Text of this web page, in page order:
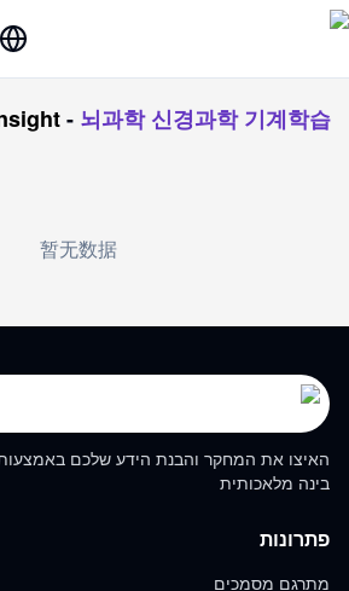
- 뇌과학 신경과학 기계학습
暂无数据
האיצו את המחקר והבנת הידע שלכם באמצעות
בינה מלאכותית
פתרונות
מתרגם מסמכים